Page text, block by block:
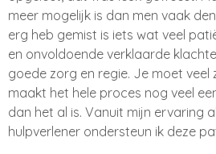
meer mogelijk is dan men vaak
erg heb gemist is iets wat veel
en onvoldoende verklaarde
goede zorg en regie. Je moet veel
maakt het hele proces nog veel
dan het al is. Vanuit mijn ervaring
hulpverlener ondersteun ik deze